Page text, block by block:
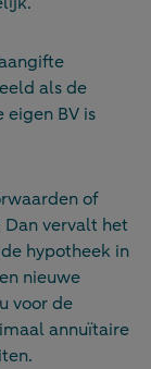
als de
BV is
of
vervalt het
hypotheek in
nieuwe
voor de
annuïtaire